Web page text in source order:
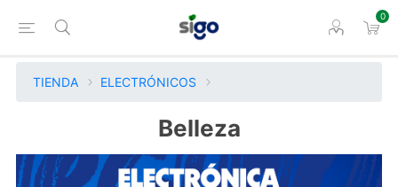
0
TIENDA ELECTRÓNICOS
Belleza